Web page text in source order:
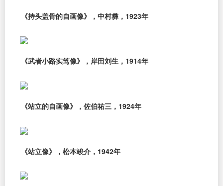
《持头盖骨的自画像》，中村彝，1923年
《武者小路实笃像》，岸田刘生，1914年
《站立的自画像》，佐伯祐三，1924年
《站立像》，松本竣介，1942年